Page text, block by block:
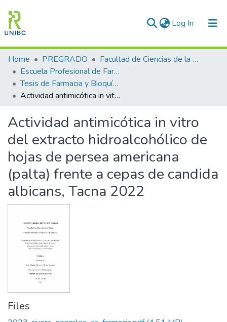
Log In (current)
Communities & Collections
All of DSpace
Statistics
Enviar tesis
Home PREGRADO
Facultad de Ciencias de la Salud
Escuela Profesional de Farmacia y Bioquímica
Tesis de Farmacia y Bioquímica
Actividad antimicótica in vitro del extracto hidroalcohólico de hojas de persea americana (palta) frente a cepas de candida albicans, Tacna 2022
Actividad antimicótica in vitro
del extracto hidroalcohólico de
hojas de persea americana
(palta) frente a cepas de candida
albicans, Tacna 2022
Files